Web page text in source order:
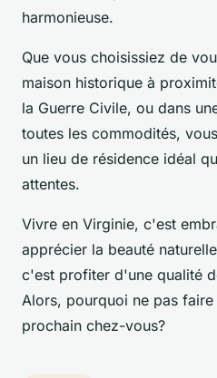
harmonieuse.
Que vous choisissiez de
maison historique à
la Guerre Civile, ou dans
toutes les commodités,
un lieu de résidence idéal
attentes.
Vivre en Virginie, c'est
apprécier la beauté
c'est profiter d'une qualité
Alors, pourquoi ne pas
prochain chez-vous?